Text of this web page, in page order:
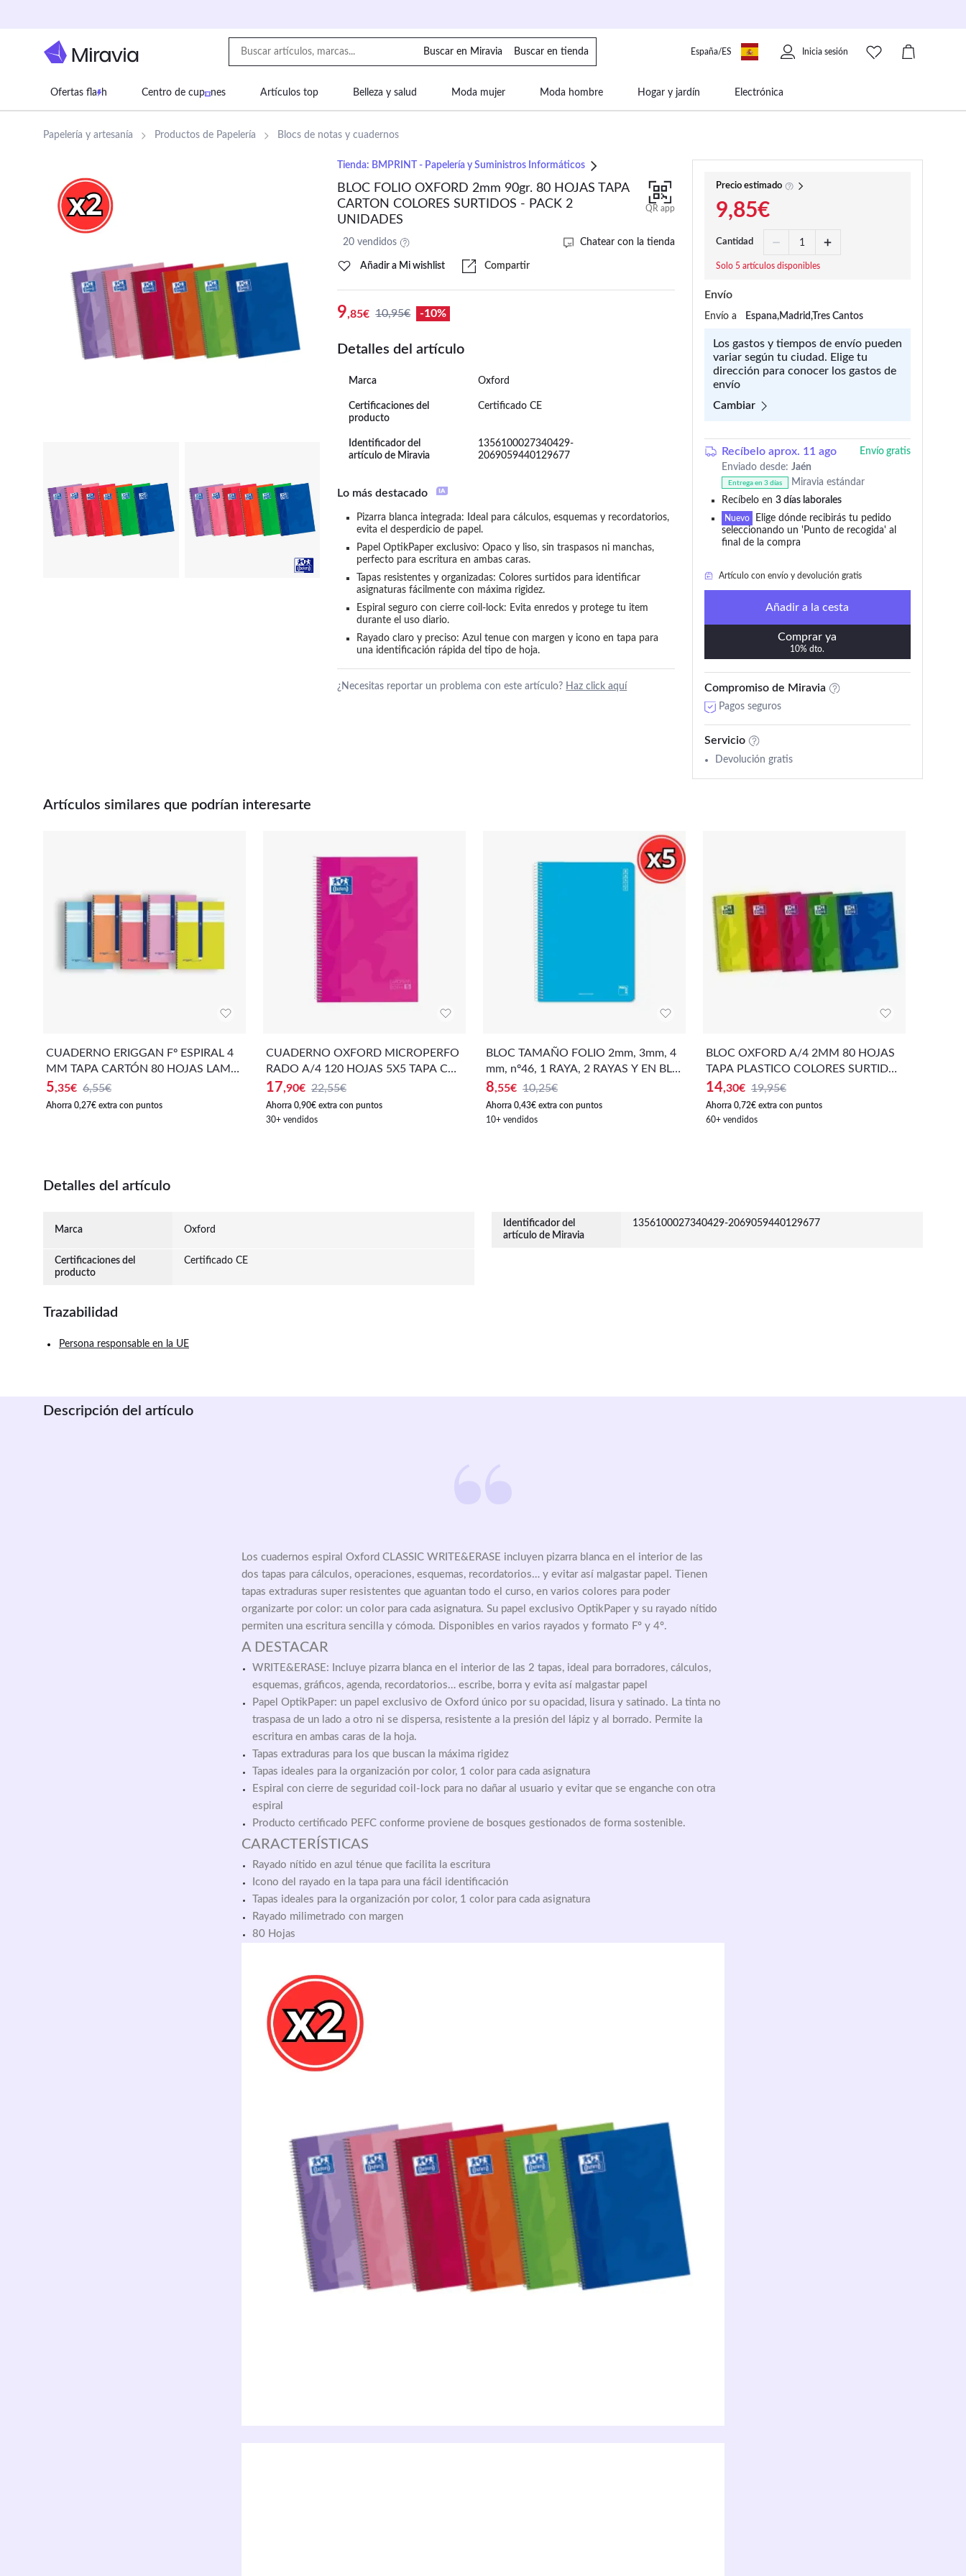
Buscar en Miravia Buscar en tienda España/ES Inicia sesión
Ofertas fla h Centro de cup nes Artículos top Belleza y salud Moda mujer Moda hombre Hogar y jardín Electrónica
Supermercado Juguetes Deportes Equipaje
Papelería y artesanía Productos de Papelería Blocs de notas y cuadernos
Tienda: BMPRINT - Papelería y Suministros Informáticos
BLOC FOLIO OXFORD 2mm 90gr. 80 HOJAS TAPA
CARTON COLORES SURTIDOS - PACK 2
UNIDADES
QR app
20 vendidos Chatear con la tienda
Añadir a Mi wishlist Compartir
9,85€ 10,95€ -10%
Detalles del artículo
Marca Oxford
Certificaciones del
producto
Certificado CE
Identificador del
artículo de Miravia
1356100027340429-
2069059440129677
Lo más destacado
Pizarra blanca integrada: Ideal para cálculos, esquemas y recordatorios,
evita el desperdicio de papel.
Papel OptikPaper exclusivo: Opaco y liso, sin traspasos ni manchas,
perfecto para escritura en ambas caras.
Tapas resistentes y organizadas: Colores surtidos para identificar
asignaturas fácilmente con máxima rigidez.
Espiral seguro con cierre coil-lock: Evita enredos y protege tu item
durante el uso diario.
Rayado claro y preciso: Azul tenue con margen y icono en tapa para
una identificación rápida del tipo de hoja.
¿Necesitas reportar un problema con este artículo? Haz click aquí
Precio estimado
9,85€
Cantidad
Solo 5 artículos disponibles
Envío
Envío a Espana,Madrid,Tres Cantos
Los gastos y tiempos de envío pueden
variar según tu ciudad. Elige tu
dirección para conocer los gastos de
envío
Cambiar
Recíbelo aprox. 11 ago
Envío gratis
Enviado desde: Jaén
Entrega en 3 días
Miravia estándar
Recíbelo en 3 días laborales
Nuevo
Elige dónde recibirás tu pedido
seleccionando un 'Punto de recogida' al
final de la compra
Artículo con envío y devolución gratis
Soloquedan 5en stock
Artículo con envío y devolución gratis
Añadir a la cesta
Comprar ya
10% dto.
Compromiso de Miravia
Pagos seguros
Servicio
Devolución gratis
Artículos similares que podrían interesarte
CUADERNO ERIGGAN Fº ESPIRAL 4
MM TAPA CARTÓN 80 HOJAS LAMEL
A
5,35€ 6,55€
Ahorra 0,27€ extra con puntos
CUADERNO OXFORD MICROPERFO
RADO A/4 120 HOJAS 5X5 TAPA COL
OR PASTEL PACK 2 UNIDADES
17,90€ 22,55€
Ahorra 0,90€ extra con puntos
30+ vendidos
BLOC TAMAÑO FOLIO 2mm, 3mm, 4
mm, nº46, 1 RAYA, 2 RAYAS Y EN BLA
NCO. PACSA 80 HOJAS TAPA CARTO
N - PACK DE 5 UNIDADES
8,55€ 10,25€
Ahorra 0,43€ extra con puntos
10+ vendidos
BLOC OXFORD A/4 2MM 80 HOJAS
TAPA PLASTICO COLORES SURTIDO
S - PACK DE 5 UNIDADES
14,30€ 19,95€
Ahorra 0,72€ extra con puntos
60+ vendidos
Detalles del artículo
Marca Oxford
Identificador del
artículo de Miravia
1356100027340429-2069059440129677
Certificaciones del
producto
Certificado CE
Trazabilidad
Persona responsable en la UE
Descripción del artículo
Los cuadernos espiral Oxford CLASSIC WRITE&ERASE incluyen pizarra blanca en el interior de las
dos tapas para cálculos, operaciones, esquemas, recordatorios… y evitar así malgastar papel. Tienen
tapas extraduras super resistentes que aguantan todo el curso, en varios colores para poder
organizarte por color: un color para cada asignatura. Su papel exclusivo OptikPaper y su rayado nítido
permiten una escritura sencilla y cómoda. Disponibles en varios rayados y formato Fº y 4º.
A DESTACAR
WRITE&ERASE: Incluye pizarra blanca en el interior de las 2 tapas, ideal para borradores, cálculos,
esquemas, gráficos, agenda, recordatorios… escribe, borra y evita así malgastar papel
Papel OptikPaper: un papel exclusivo de Oxford único por su opacidad, lisura y satinado. La tinta no
traspasa de un lado a otro ni se dispersa, resistente a la presión del lápiz y al borrado. Permite la
escritura en ambas caras de la hoja.
Tapas extraduras para los que buscan la máxima rigidez
Tapas ideales para la organización por color, 1 color para cada asignatura
Espiral con cierre de seguridad coil-lock para no dañar al usuario y evitar que se enganche con otra
espiral
Producto certificado PEFC conforme proviene de bosques gestionados de forma sostenible.
CARACTERÍSTICAS
Rayado nítido en azul ténue que facilita la escritura
Icono del rayado en la tapa para una fácil identificación
Tapas ideales para la organización por color, 1 color para cada asignatura
Rayado milimetrado con margen
80 Hojas